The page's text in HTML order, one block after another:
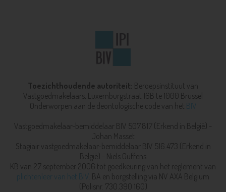
Toezichthoudende autoriteit: Beroepsinstituut van
Vastgoedmakelaars, Luxemburgstraat 16B te 1000 Brussel
Onderworpen aan de deontologische code van het BIV
Vastgoedmakelaar-bemiddelaar BIV 507.817 (Erkend in België) -
Johan Masset
Stagiair vastgoedmakelaar-bemiddelaar BIV 516.473 (Erkend in
België) - Niels Guffens
KB van 27 september 2006 tot goedkeuring van het reglement van
plichtenleer van het BIV. BA en borgstelling via NV AXA Belgium
(Polisnr. 730.390.160)